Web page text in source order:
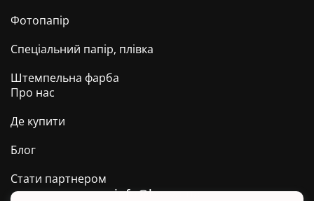
Фотопапір
Спеціальний папір, плівка
Штемпельна фарба
Про нас
Де купити
Блог
Стати партнером
info@barva.ua